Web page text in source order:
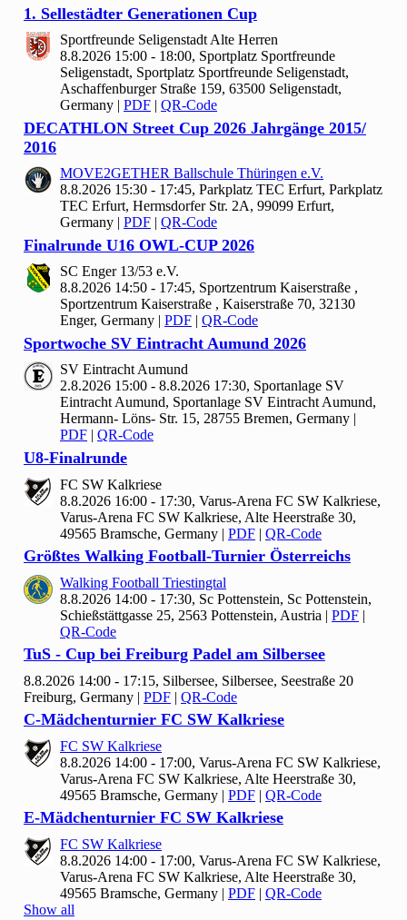
1. Sellestädter Generationen Cup
Sportfreunde Seligenstadt Alte Herren
8.8.2026 15:00 - 18:00, Sportplatz Sportfreunde
Seligenstadt, Sportplatz Sportfreunde Seligenstadt,
Aschaffenburger Straße 159, 63500 Seligenstadt,
Germany | PDF | QR-Code
DECATHLON Street Cup 2026 Jahrgänge 2015/
2016
MOVE2GETHER Ballschule Thüringen e.V.
8.8.2026 15:30 - 17:45, Parkplatz TEC Erfurt, Parkplatz
TEC Erfurt, Hermsdorfer Str. 2A, 99099 Erfurt,
Germany | PDF | QR-Code
Finalrunde U16 OWL-CUP 2026
SC Enger 13/53 e.V.
8.8.2026 14:50 - 17:45, Sportzentrum Kaiserstraße ,
Sportzentrum Kaiserstraße , Kaiserstraße 70, 32130
Enger, Germany | PDF | QR-Code
Sportwoche SV Eintracht Aumund 2026
SV Eintracht Aumund
2.8.2026 15:00 - 8.8.2026 17:30, Sportanlage SV
Eintracht Aumund, Sportanlage SV Eintracht Aumund,
Hermann- Löns- Str. 15, 28755 Bremen, Germany
PDF
QR-Code
U8-Finalrunde
FC SW Kalkriese
8.8.2026 16:00 - 17:30, Varus-Arena FC SW Kalkriese,
Varus-Arena FC SW Kalkriese, Alte Heerstraße 30,
49565 Bramsche, Germany | PDF | QR-Code
Größtes Walking Football-Turnier Österreichs
Walking Football Triestingtal
8.8.2026 14:00 - 17:30, Sc Pottenstein, Sc Pottenstein,
Schießstättgasse 25, 2563 Pottenstein, Austria | PDF |
QR-Code
TuS - Cup bei Freiburg Padel am Silbersee
8.8.2026 14:00 - 17:15, Silbersee, Silbersee, Seestraße 20
Freiburg, Germany | PDF | QR-Code
C-Mädchenturnier FC SW Kalkriese
FC SW Kalkriese
8.8.2026 14:00 - 17:00, Varus-Arena FC SW Kalkriese,
Varus-Arena FC SW Kalkriese, Alte Heerstraße 30,
49565 Bramsche, Germany | PDF | QR-Code
E-Mädchenturnier FC SW Kalkriese
FC SW Kalkriese
8.8.2026 14:00 - 17:00, Varus-Arena FC SW Kalkriese,
Varus-Arena FC SW Kalkriese, Alte Heerstraße 30,
49565 Bramsche, Germany | PDF | QR-Code
Show all